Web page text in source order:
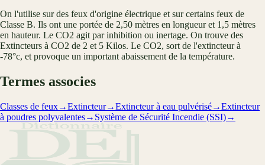
On l'utilise sur des feux d'origine électrique et sur certains feux de
Classe B. Ils ont une portée de 2,50 mètres en longueur et 1,5 mètres
en hauteur. Le CO2 agit par inhibition ou inertage. On trouve des
Extincteurs à CO2 de 2 et 5 Kilos. Le CO2, sort de l'extincteur à
-78°c, et provoque un important abaissement de la température.
Termes associes
Classes de feux→Extincteur→Extincteur à eau pulvérisé→Extincteur
à poudres polyvalentes→ Système de Sécurité Incendie (SSI)→